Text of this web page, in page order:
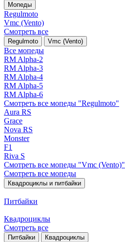
Мопеды
Regulmoto
Vmc (Vento)
Смотреть все
Regulmoto Vmc (Vento)
Все мопеды
RM Alpha-2
RM Alpha-3
RM Alpha-4
RM Alpha-5
RM Alpha-6
Смотреть все мопеды "Regulmoto"
Aura RS
Grace
Nova RS
Monster
F1
Riva S
Смотреть все мопеды "Vmc (Vento)"
Смотреть все мопеды
Квадроциклы и питбайки
Питбайки
Квадроциклы
Смотреть все
Питбайки Квадроциклы